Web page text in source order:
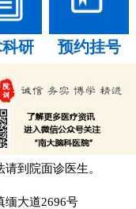
研 预约挂号
到院面诊医生。
缅大道2696号